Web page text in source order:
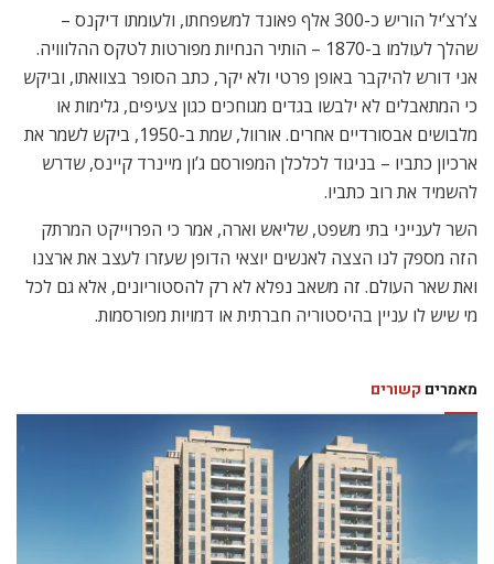
צ’רצ’יל הוריש כ-300 אלף פאונד למשפחתו, ולעומתו דיקנס –
שהלך לעולמו ב-1870 – הותיר הנחיות מפורטות לטקס ההלווויה.
אני דורש להיקבר באופן פרטי ולא יקר, כתב הסופר בצוואתו, וביקש
כי המתאבלים לא ילבשו בגדים מגוחכים כגון צעיפים, גלימות או
מלבושים אבסורדיים אחרים. אורוול, שמת ב-1950, ביקש לשמר את
ארכיון כתביו – בניגוד לכלכלן המפורסם ג’ון מיינרד קיינס, שדרש
להשמיד את רוב כתביו.
השר לענייני בתי משפט, שליאש וארה, אמר כי הפרוייקט המרתק
הזה מספק לנו הצצה לאנשים יוצאי הדופן שעזרו לעצב את ארצנו
ואת שאר העולם. זה משאב נפלא לא רק להסטוריונים, אלא גם לכל
מי שיש לו עניין בהיסטוריה חברתית או דמויות מפורסמות.
מאמרים קשורים